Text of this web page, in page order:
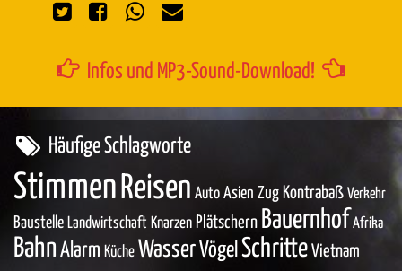
Infos und MP3-Sound-Download!
Häufige Schlagworte
Stimmen Reisen Auto Asien Zug Kontrabaß Verkehr
Baustelle Landwirtschaft Knarzen Plätschern Bauernhof Afrika
Bahn Alarm Küche WasserVögel Schritte Vietnam